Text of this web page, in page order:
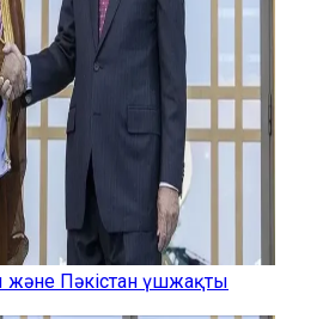
және Пәкістан үшжақты